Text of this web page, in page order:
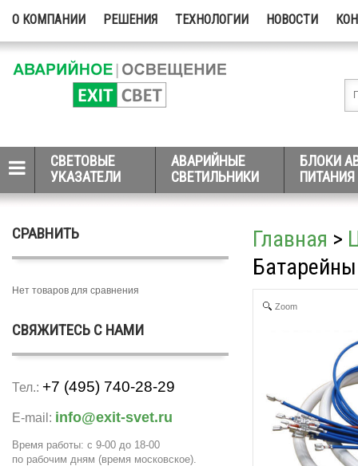
О КОМПАНИИ РЕШЕНИЯ ТЕХНОЛОГИИ НОВОСТИ
СВЕТОВЫЕ
УКАЗАТЕЛИ
АВАРИЙНЫЕ
СВЕТИЛЬНИКИ
БЛОКИ
ПИТАНИЯ
СРАВНИТЬ
Нет товаров для сравнения
СВЯЖИТЕСЬ С НАМИ
Тел.: +7 (495) 740-28-29
E-mail: info@exit-svet.ru
Время работы: с 9-00 до 18-00
по рабочим дням (время московское).
Главная >
Zoom